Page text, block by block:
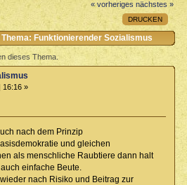
« vorheriges nächstes »
DRUCKEN
Thema: Funktionierender Sozialismus
dieses Thema.
16:16 »
nach dem Prinzip
und gleichen
als menschliche Raubtiere dann halt
einfache Beute.
nach Risiko und Beitrag zur